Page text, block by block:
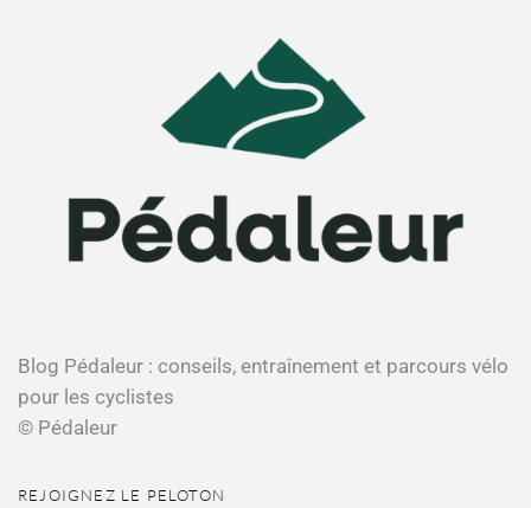
Blog Pédaleur : conseils, entraînement et parcours vélo
pour les cyclistes
© Pédaleur
REJOIGNEZ LE PELOTON